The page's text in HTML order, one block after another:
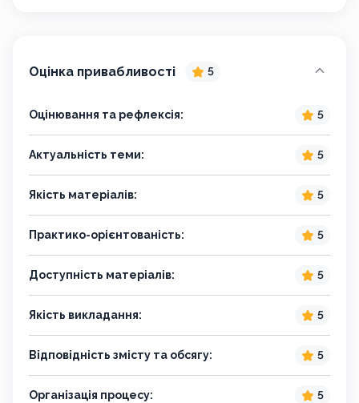
Оцінка привабливості 5
Оцінювання та рефлексія: 5
Актуальність теми: 5
Якість матеріалів: 5
Практико-орієнтованість: 5
Доступність матеріалів: 5
Якість викладання: 5
Відповідність змісту та обсягу: 5
Організація процесу: 5